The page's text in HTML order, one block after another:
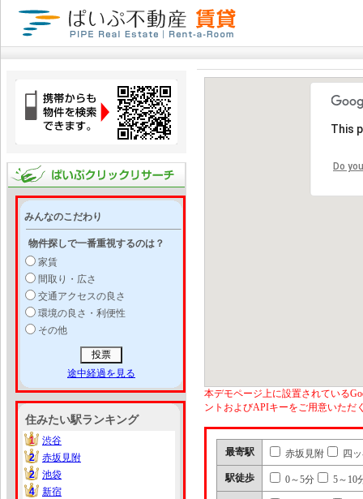
みんなのこだわり
物件探しで一番重視するのは？
家賃
間取り・広さ
交通アクセスの良さ
環境の良さ・利便性
その他
途中経過を見る
住みたい駅ランキング
1
1
渋谷
2
2
赤坂見附
2
2
池袋
4
4
新宿
This
Do
本デモページ上に設置されている
ントおよびAPIキーをご用意いただ
最寄駅 赤坂見附 四
駅徒歩 0～5分 5～10